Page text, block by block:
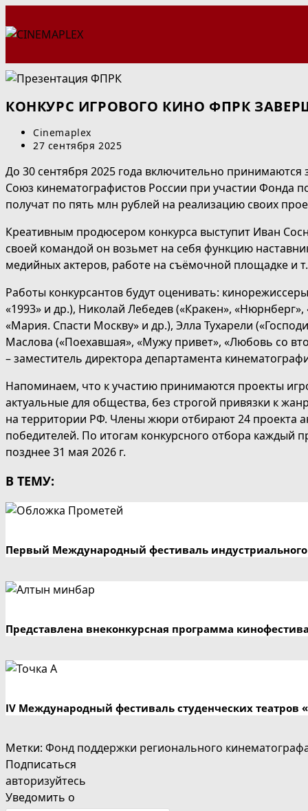
к
КОНКУРС ИГРОВОГО КИНО ФПРК
Автор
записи:
Cinemaplex
Запись
27 сентября 2025
До 30 сентября 2025 года включительно
Союз кинематографистов России при участии Фонда
получат по пять млн рублей на реализацию своих
Креативным продюсером конкурса выступит Иван
своей командой он возьмет на себя функцию
медийных актеров, работе на съёмочной площадке и
Работы конкурсантов будут оценивать:
«1993» и др.), Николай Лебедев («Кракен»,
«Мария. Спасти Москву» и др.), Элла Тухарели
Маслова («Поехавшая», «Мужу привет», «Любовь со
– заместитель директора департамента
Напоминаем, что к участию принимаются проекты
актуальные для общества, без строгой привязки к
на территории РФ. Члены жюри отбирают 24 проекта
победителей. По итогам конкурсного отбора каждый
позднее 31 мая 2026 г.
В ТЕМУ:
Первый Международный фестиваль
Представлена внеконкурсная программа
IV Международный фестиваль студенческих театров
Метки: Фонд поддержки регионального
Подписаться
авторизуйтесь
Уведомить о